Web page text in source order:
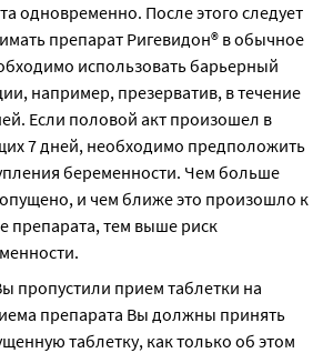
одновременно. После этого следует
препарат Ригевидон® в обычное
использовать барьерный
например, презерватив, в течение
Если половой акт произошел в
7 дней, необходимо предположить
беременности. Чем больше
и чем ближе это произошло к
препарата, тем выше риск
пропустили прием таблетки на
препарата Вы должны принять
таблетку, как только об этом